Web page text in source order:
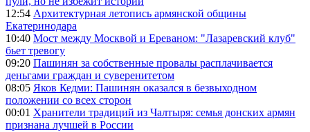
12:54 Архитектурная летопись армянской общины
Екатеринодара
10:40 Мост между Москвой и Ереваном: "Лазаревский клуб"
бьет тревогу
09:20 Пашинян за собственные провалы расплачивается
деньгами граждан и суверенитетом
08:05 Яков Кедми: Пашинян оказался в безвыходном
положении со всех сторон
00:01 Хранители традиций из Чалтыря: семья донских армян
признана лучшей в России